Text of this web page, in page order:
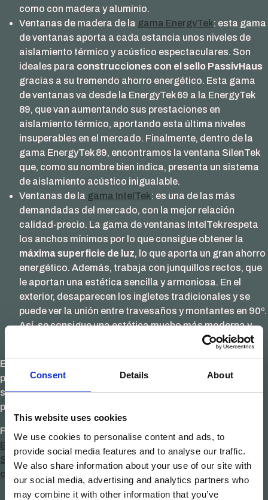
Consent Details About
This website uses cookies
We use cookies to personalise content and ads, to
provide social media features and to analyse our traffic.
We also share information about your use of our site with
our social media, advertising and analytics partners who
may combine it with other information that you’ve
como con madera y aluminio.
Ventanas de madera de la gama EnergyTek: esta gama
de ventanas aporta a cada estancia unos niveles de
aislamiento térmico y acústico espectaculares. Son
ideales para construcciones con el sello PassivHaus
gracias a su tremendo ahorro energético. Esta gama
de ventanas va desde la EnergyTek 69 a la EnergyTek
89, que van aumentando sus prestaciones en
aislamiento térmico, aportando esta última niveles
insuperables en el mercado. Finalmente, dentro de la
gama EnergyTek 89, encontramos la ventana SilenTek
que, como su nombre bien indica, presenta un sistema
de aislamiento acústico inigualable.
Ventanas de la gama IntelTek: es una de las más
demandadas del mercado, con la mejor relación
calidad-precio. La gama de ventanas IntelTek respeta
los anchos mínimos por lo que consigue obtener la
máxima superficie de luz, lo que aporta un gran ahorro
energético. Además, trabaja con junquillos rectos, que
le aportan una estética sencilla y armoniosa. En el
exterior, desaparecen los ingletes tradicionales y se
puede ver la unión entre travesaños y montantes en 90º.
Así, se consigue una estética mucho más moderna y
Elige las
proyectos y consigue unos espacios completamente
sostenibles y con ahorro energético, además de una
perfecta armonía y diseño en cada una de las estancias.
Publicado en
Energetico
energytek
Sostenibilidad
Ventanas de madera
comentario
Ventanas